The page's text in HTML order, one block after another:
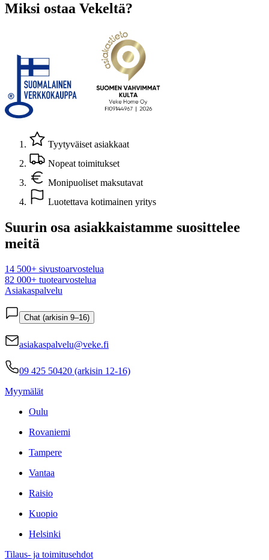
Miksi ostaa Vekeltä?
Tyytyväiset asiakkaat
Nopeat toimitukset
Monipuoliset maksutavat
Luotettava kotimainen yritys
Suurin osa asiakkaistamme suosittelee
meitä
14 500+ sivustoarvostelua
82 000+ tuotearvostelua
Asiakaspalvelu
Chat (arkisin 9–16)
asiakaspalvelu@veke.fi
09 425 50420 (arkisin 12-16)
Myymälät
Oulu
Rovaniemi
Tampere
Vantaa
Raisio
Kuopio
Helsinki
Tilaus- ja toimitusehdot